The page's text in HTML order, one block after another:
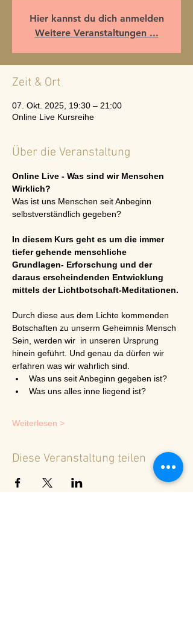
Hier kannst du dich anmelden
Weitere Veranstaltungen ...
Zeit & Ort
07. Okt. 2025, 19:30 – 21:00
Online Live Kursreihe
Über die Veranstaltung
Online Live - Was sind wir Menschen
Wirklich?
Was ist uns Menschen seit Anbeginn
selbstverständlich gegeben?
In diesem Kurs geht es um die immer
tiefer gehende menschliche
Grundlagen- Erforschung und der
daraus erscheindenden Entwicklung
mittels der Lichtbotschaft-Meditationen.
Durch diese aus dem Lichte kommenden
Botschaften zu unserm Geheimnis Mensch
Sein, werden wir  in unseren Ursprung
hinein geführt. Und genau da dürfen wir
erfahren was wir wahrlich sind.
Was uns seit Anbeginn gegeben ist?
Was uns alles inne liegend ist?
Weiterlesen >
Diese Veranstaltung teilen